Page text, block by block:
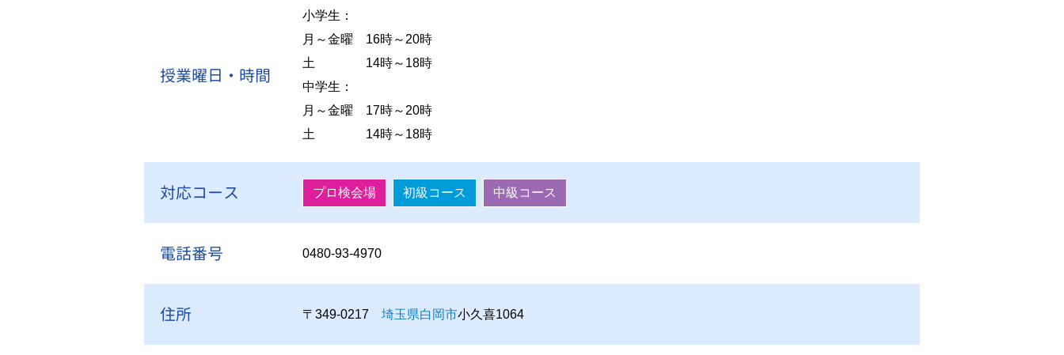
授業曜日・時間
小学生：
月～金曜 16時～20時
土 14時～18時
中学生：
月～金曜 17時～20時
土 14時～18時
対応コース プロ検会場 初級コース 中級コース
電話番号 0480-93-4970
住所 〒349-0217 埼玉県白岡市小久喜1064